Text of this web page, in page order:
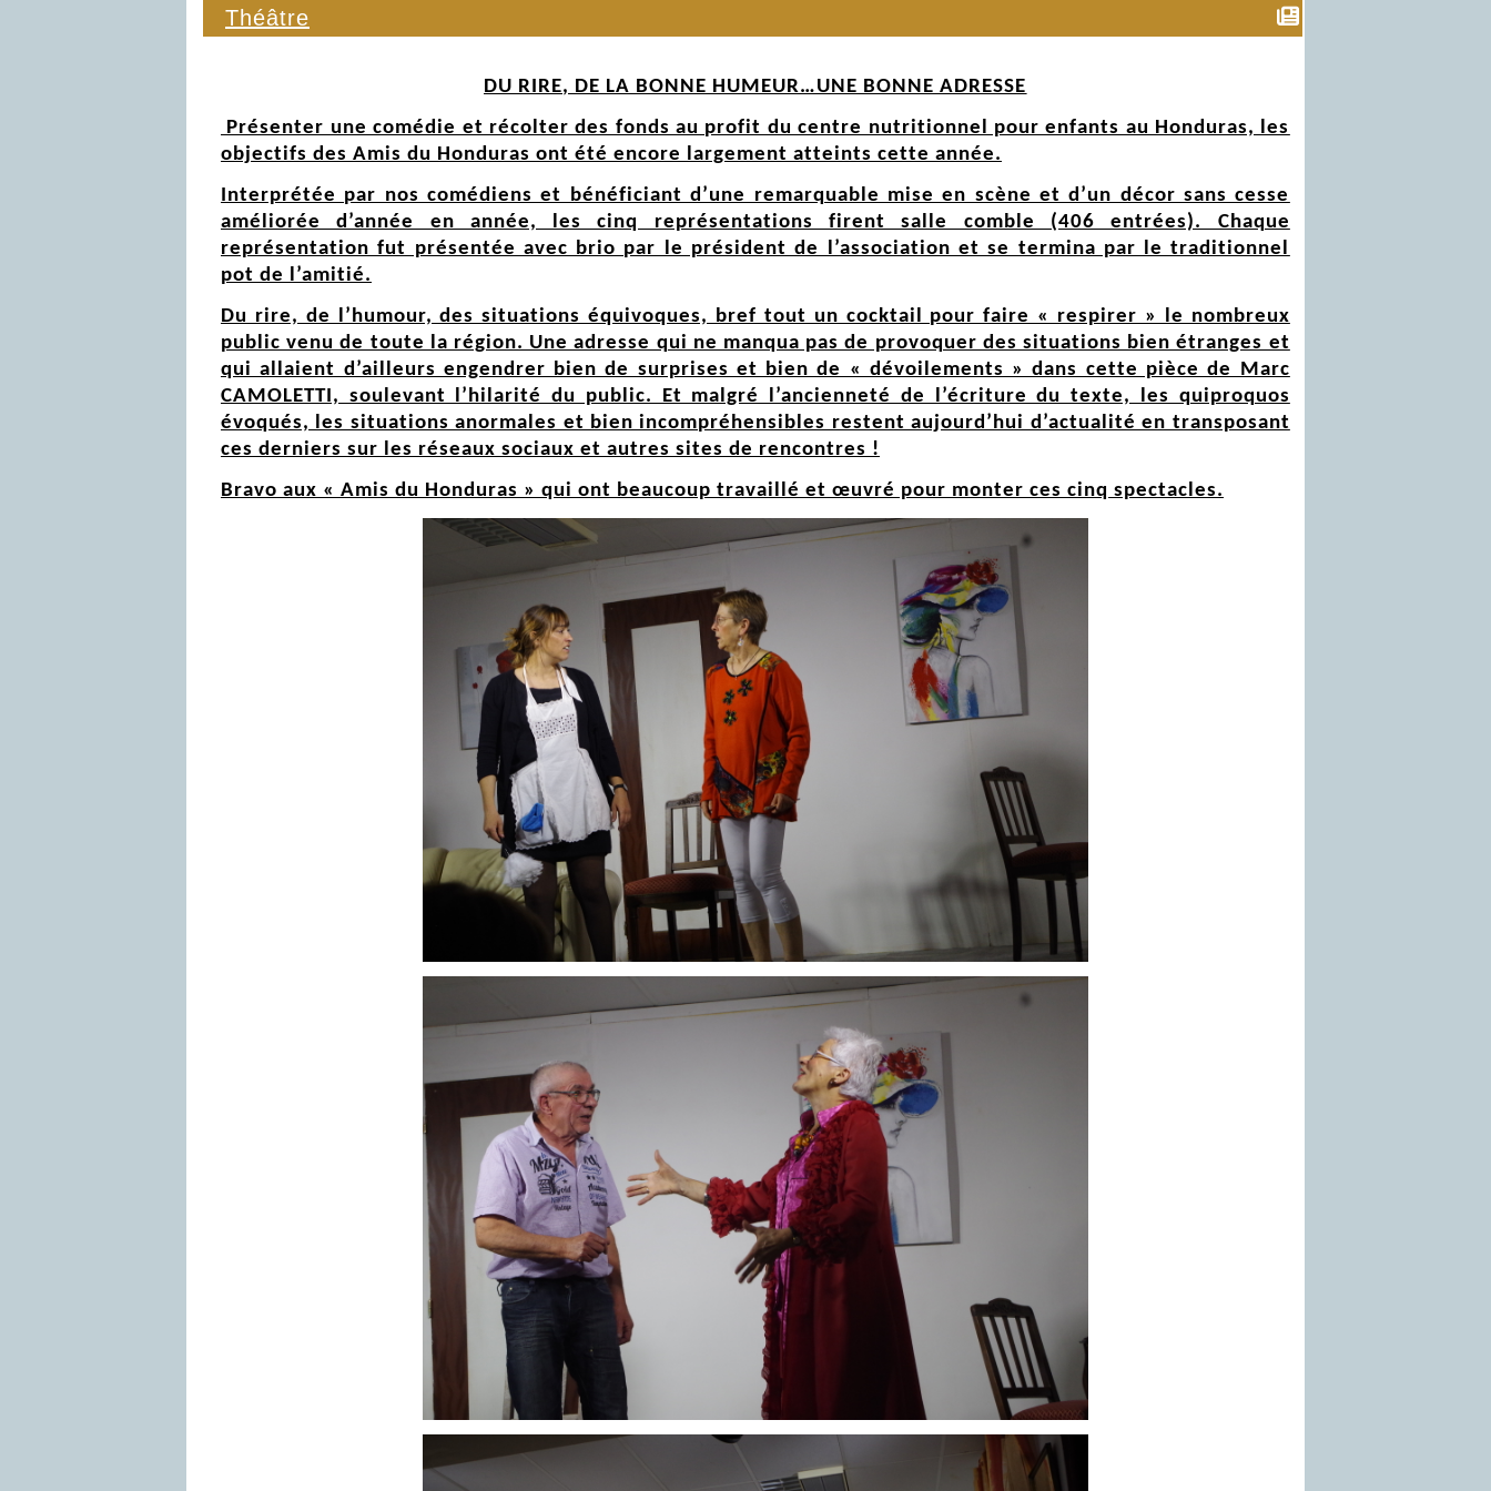
Théâtre
DU RIRE, DE LA BONNE HUMEUR…UNE BONNE ADRESSE
Présenter une comédie et récolter des fonds au profit du centre nutritionnel pour enfants au Honduras, les
objectifs des Amis du Honduras ont été encore largement atteints cette année.
Interprétée par nos comédiens et bénéficiant d’une remarquable mise en scène et d’un décor sans cesse
améliorée d’année en année, les cinq représentations firent salle comble (406 entrées). Chaque
représentation fut présentée avec brio par le président de l’association et se termina par le traditionnel
pot de l’amitié.
Du rire, de l’humour, des situations équivoques, bref tout un cocktail pour faire « respirer » le nombreux
public venu de toute la région. Une adresse qui ne manqua pas de provoquer des situations bien étranges et
qui allaient d’ailleurs engendrer bien de surprises et bien de « dévoilements » dans cette pièce de Marc
CAMOLETTI, soulevant l’hilarité du public. Et malgré l’ancienneté de l’écriture du texte, les quiproquos
évoqués, les situations anormales et bien incompréhensibles restent aujourd’hui d’actualité en transposant
ces derniers sur les réseaux sociaux et autres sites de rencontres !
Bravo aux « Amis du Honduras » qui ont beaucoup travaillé et œuvré pour monter ces cinq spectacles.